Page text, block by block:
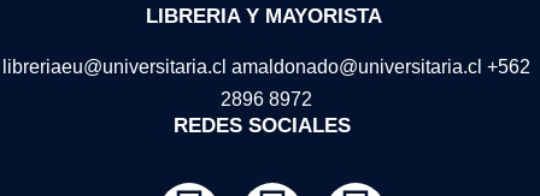
LIBRERIA Y MAYORISTA
libreriaeu@universitaria.cl amaldonado@universitaria.cl +562
2896 8972
REDES SOCIALES